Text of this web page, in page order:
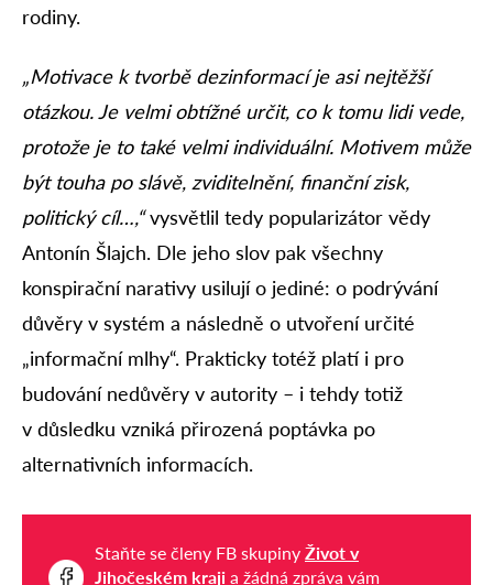
rodiny.
„Motivace k tvorbě dezinformací je asi nejtěžší
otázkou. Je velmi obtížné určit, co k tomu lidi vede,
protože je to také velmi individuální. Motivem může
být touha po slávě, zviditelnění, finanční zisk,
politický cíl…,“vysvětlil tedy popularizátor vědy
Antonín Šlajch. Dle jeho slov pak všechny
konspirační narativy usilují o jediné: o podrývání
důvěry v systém a následně o utvoření určité
„informační mlhy“. Prakticky totéž platí i pro
budování nedůvěry v autority – i tehdy totiž
v důsledku vzniká přirozená poptávka po
alternativních informacích.
Staňte se členy FB skupiny Život v
Jihočeském kraji a žádná zpráva vám